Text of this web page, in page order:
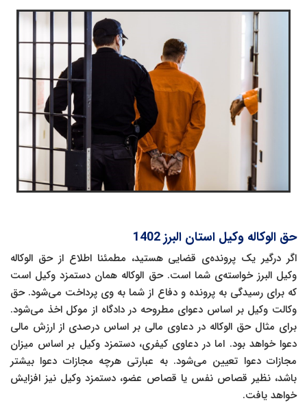
حق الوکاله وکیل استان البرز 1402
اگر درگیر یک پرونده‌ی قضایی هستید، مطمئنا اطلاع از حق الوکاله
وکیل البرز خواسته‌ی شما است. حق الوکاله همان دستمزد وکیل است
که برای رسیدگی به پرونده و دفاع از شما به وی پرداخت می‌شود. حق
وکالت وکیل بر اساس دعوای مطروحه در دادگاه از موکل اخذ می‌شود.
برای مثال حق الوکاله در دعاوی مالی بر اساس درصدی از ارزش مالی
دعوا خواهد بود. اما در دعاوی کیفری، دستمزد وکیل بر اساس میزان
مجازات دعوا تعیین می‌شود. به عبارتی هرچه مجازات دعوا بیشتر
باشد، نظیر قصاص نفس یا قصاص عضو، دستمزد وکیل نیز افزایش
خواهد یافت.